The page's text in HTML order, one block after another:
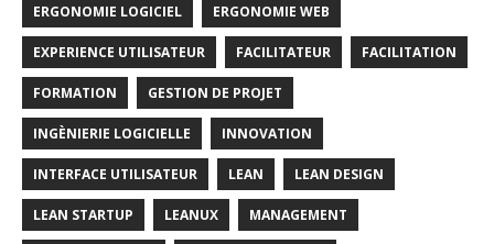
ERGONOMIE LOGICIEL ERGONOMIE WEB
EXPERIENCE UTILISATEUR FACILITATEUR FACILITATION
FORMATION GESTION DE PROJET
INGÈNIERIE LOGICIELLE INNOVATION
INTERFACE UTILISATEUR LEAN LEAN DESIGN
LEAN STARTUP LEANUX MANAGEMENT